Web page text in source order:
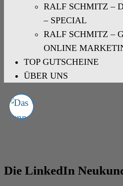
RALF SCHMITZ –
– SPECIAL
RALF SCHMITZ –
ONLINE
TOP GUTSCHEINE
ÜBER UNS
VON HERMANN
Die LinkedIn